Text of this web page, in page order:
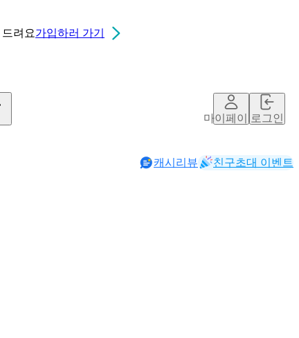
드려요가입하러 가기
마이페이지로그인
캐시리뷰 친구초대 이벤트